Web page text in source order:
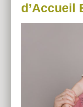
d’Accueil